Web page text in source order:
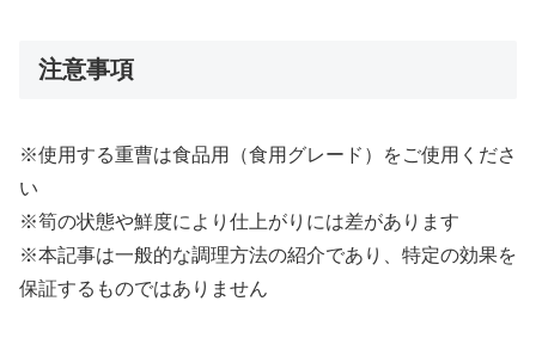
注意事項
※使用する重曹は食品用（食用グレード）をご使用くださ
い
※筍の状態や鮮度により仕上がりには差があります
※本記事は一般的な調理方法の紹介であり、特定の効果を
保証するものではありません